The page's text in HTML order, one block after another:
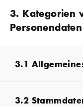
3. Kategorien
Personendaten
3.1
3.2